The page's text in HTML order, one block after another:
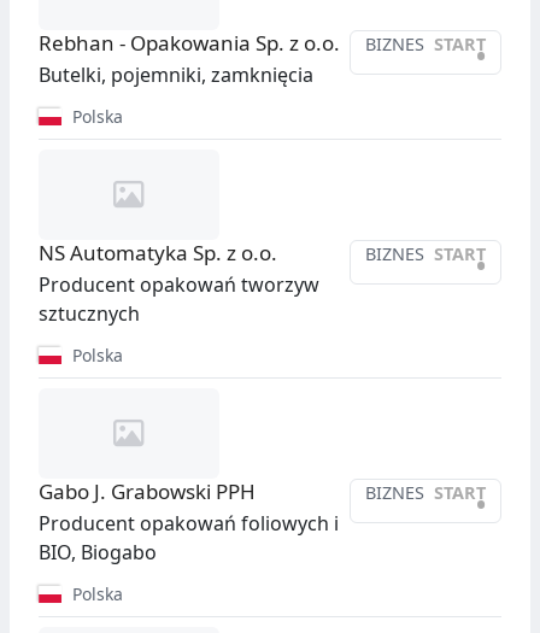
BIZNES START
•
Rebhan - Opakowania Sp. z o.o.
Butelki, pojemniki, zamknięcia
Polska
BIZNES START
•
NS Automatyka Sp. z o.o.
Producent opakowań tworzyw
sztucznych
Polska
BIZNES START
•
Gabo J. Grabowski PPH
Producent opakowań foliowych i
BIO, Biogabo
Polska